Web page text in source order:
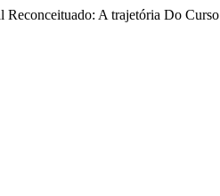
A trajetória Do